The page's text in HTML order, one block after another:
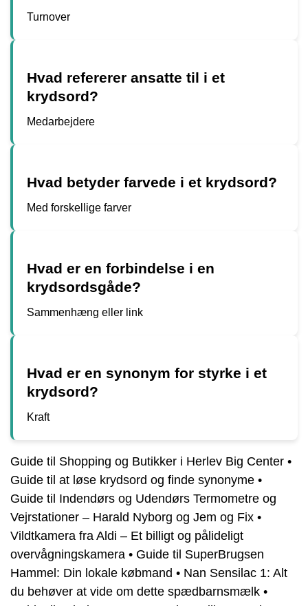
Turnover
Hvad refererer ansatte til i et
krydsord?
Medarbejdere
Hvad betyder farvede i et krydsord?
Med forskellige farver
Hvad er en forbindelse i en
krydsordsgåde?
Sammenhæng eller link
Hvad er en synonym for styrke i et
krydsord?
Kraft
Guide til Shopping og Butikker i Herlev Big Center •
Guide til at løse krydsord og finde synonyme •
Guide til Indendørs og Udendørs Termometre og
Vejrstationer – Harald Nyborg og Jem og Fix •
Vildtkamera fra Aldi – Et billigt og pålideligt
overvågningskamera • Guide til SuperBrugsen
Hammel: Din lokale købmand • Nan Sensilac 1: Alt
du behøver at vide om dette spædbarnsmælk •